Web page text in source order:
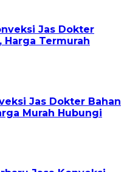
Jas Dokter
Harga Termurah
Jas Dokter Bahan
Murah Hubungi